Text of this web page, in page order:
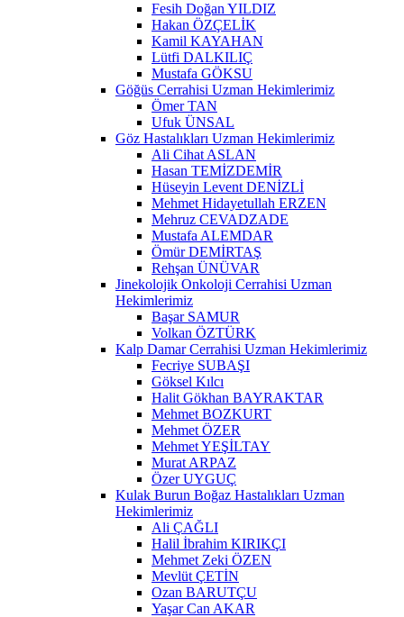
Fesih Doğan YILDIZ
Hakan ÖZÇELİK
Kamil KAYAHAN
Lütfi DALKILIÇ
Mustafa GÖKSU
Göğüs Cerrahisi Uzman Hekimlerimiz
Ömer TAN
Ufuk ÜNSAL
Göz Hastalıkları Uzman Hekimlerimiz
Ali Cihat ASLAN
Hasan TEMİZDEMİR
Hüseyin Levent DENİZLİ
Mehmet Hidayetullah ERZEN
Mehruz CEVADZADE
Mustafa ALEMDAR
Ömür DEMİRTAŞ
Rehşan ÜNÜVAR
Jinekolojik Onkoloji Cerrahisi Uzman
Hekimlerimiz
Başar SAMUR
Volkan ÖZTÜRK
Kalp Damar Cerrahisi Uzman Hekimlerimiz
Fecriye SUBAŞI
Göksel Kılcı
Halit Gökhan BAYRAKTAR
Mehmet BOZKURT
Mehmet ÖZER
Mehmet YEŞİLTAY
Murat ARPAZ
Özer UYGUÇ
Kulak Burun Boğaz Hastalıkları Uzman
Hekimlerimiz
Ali ÇAĞLI
Halil İbrahim KIRIKÇI
Mehmet Zeki ÖZEN
Mevlüt ÇETİN
Ozan BARUTÇU
Yaşar Can AKAR